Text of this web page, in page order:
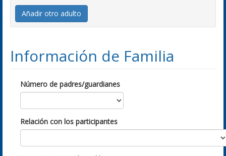
Añadir otro adulto
Información de Familia
Número de padres/guardianes
Relación con los participantes